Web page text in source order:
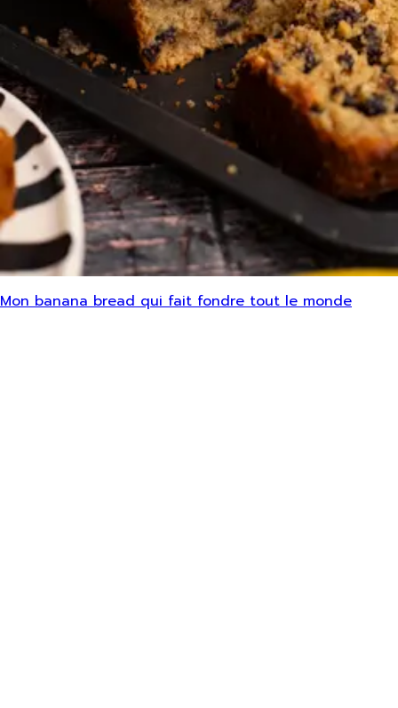
Mon banana bread qui fait fondre tout le monde